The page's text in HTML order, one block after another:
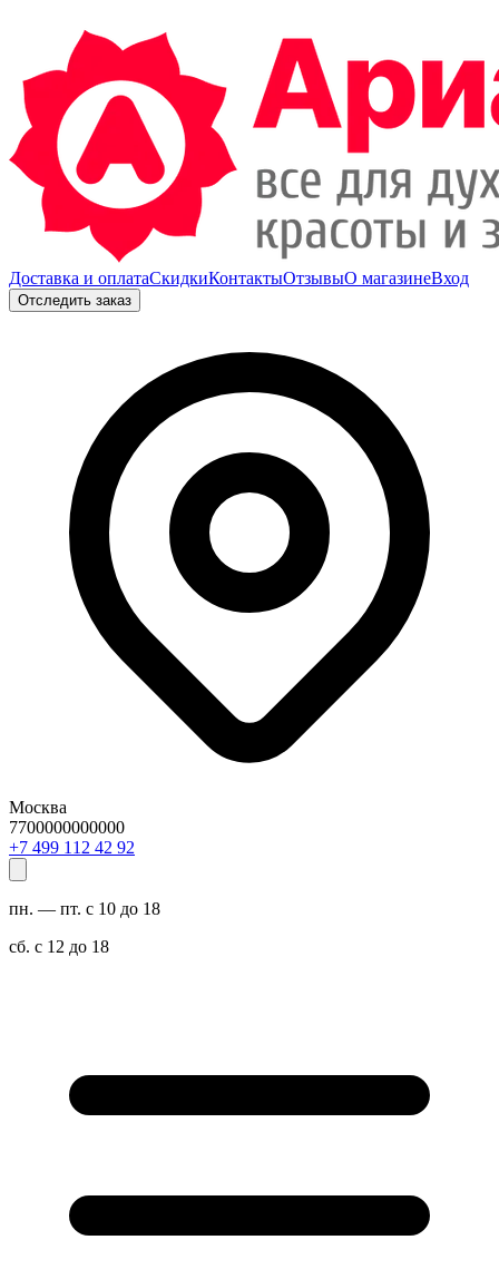
Доставка и оплатаСкидкиКонтактыОтзывыО магазинеВход
Отследить заказ
Москва
7700000000000
29 24 211 994 7+
пн. — пт. с 10 до 18
сб. с 12 до 18